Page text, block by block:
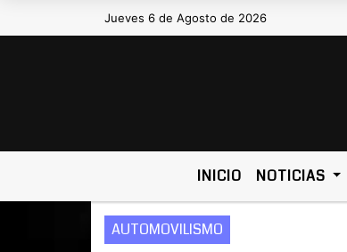
Jueves 6 de Agosto de 2026Hoy es Jueves 6
INICIO NOTICIAS
AUTOMOVILISMO